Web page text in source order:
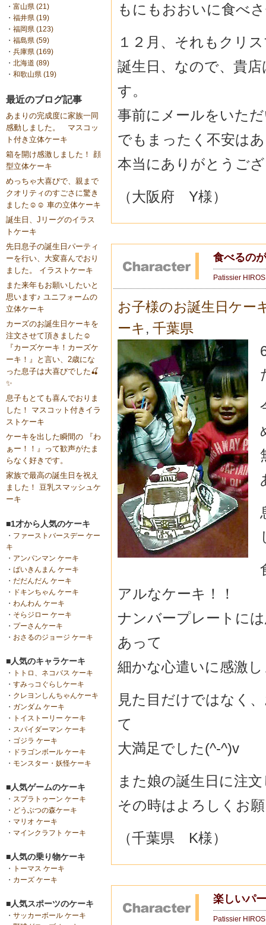
・ 富山県 (21)
・ 福井県 (19)
・ 福岡県 (123)
・ 福島県 (59)
・ 兵庫県 (169)
・ 北海道 (89)
・ 和歌山県 (19)
最近のブログ記事
あまりの完成度に家族一同
感動しました。 マスコッ
ト付き立体ケーキ
箱を開け感激しました！ 顔
型立体ケーキ
めっちゃ大喜びで、親まで
クオリティのすごさに驚き
ました☺️☺️ 車の立体ケーキ
誕生日、Jリーグのイラス
トケーキ
先日息子の誕生日パーティ
ーを行い、大変喜んでおり
ました。 イラストケーキ
また来年もお願いしたいと
思います♪ ユニフォームの
立体ケーキ
カーズのお誕生日ケーキを
注文させて頂きました☺️
『カーズケーキ！カーズケ
ーキ！』と言い、2歳にな
った息子は大喜びでした🍒
✨
息子もとても喜んでおりま
した！ マスコット付きイラ
ストケーキ
ケーキを出した瞬間の 『わ
ぁー！！』って歓声がたま
らなく好きです。
家族で最高の誕生日を祝え
ました！ 豆乳スマッシュケ
ーキ
■1才から人気のケーキ
・ ファーストバースデー ケー
キ
・ アンパンマン ケーキ
・ ばいきんまん ケーキ
・ だだんだん ケーキ
・
ドキンちゃん ケーキ
・ わんわん ケーキ
・ そらジロー ケーキ
・ プーさんケーキ
・ おさるのジョージ ケーキ
■人気のキャラケーキ
・
トトロ、ネコバス ケーキ
・ すみっコぐらしケーキ
・ クレヨンしんちゃんケーキ
・ ガンダム ケーキ
・
トイストーリー ケーキ
・ スパイダーマン ケーキ
・ ゴジラ ケーキ
・
ドラゴンボール ケーキ
・ モンスター・妖怪ケーキ
■人気ゲームのケーキ
・ スプラトゥーン ケーキ
・ どうぶつの森ケーキ
・ マリオ ケーキ
・ マインクラフト ケーキ
■人気の乗り物ケーキ
・
トーマス ケーキ
・ カーズ ケーキ
■人気スポーツのケーキ
・ サッカーボール ケーキ
もにもおおいに食べ
１２月、それもクリ
誕生日、なので、貴
す。
事前にメールをいた
でもまったく不安は
本当にありがとうご
（大阪府 Y様）
食べるの
Patissier
お子様のお誕生日ケー
ーキ , 千葉県
アルなケーキ！！
ナンバープレートに
あって
細かな心遣いに感激
見た目だけではなく
て
大満足でした(^-^)v
また娘の誕生日に注
その時はよろしくお
（千葉県 K様）
楽しいパ
Patissier